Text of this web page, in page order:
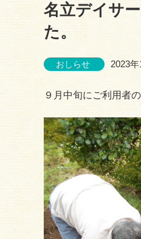
名立デイサ
た。
おしらせ 2023
９月中旬にご利用者の